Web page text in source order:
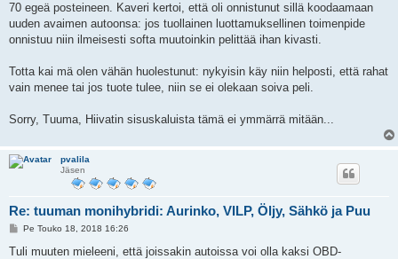
70 egeä posteineen. Kaveri kertoi, että oli onnistunut sillä koodaamaan
uuden avaimen autoonsa: jos tuollainen luottamuksellinen toimenpide
onnistuu niin ilmeisesti softa muutoinkin pelittää ihan kivasti.
Totta kai mä olen vähän huolestunut: nykyisin käy niin helposti, että rahat
vain menee tai jos tuote tulee, niin se ei olekaan soiva peli.
Sorry, Tuuma, Hiivatin sisuskaluista tämä ei ymmärrä mitään...
pvalila
Jäsen
Re: tuuman monihybridi: Aurinko, VILP, Öljy, Sähkö ja Puu
V
e
Pe Touko 18, 2018 16:26
Tuli muuten mieleeni, että joissakin autoissa voi olla kaksi OBD-